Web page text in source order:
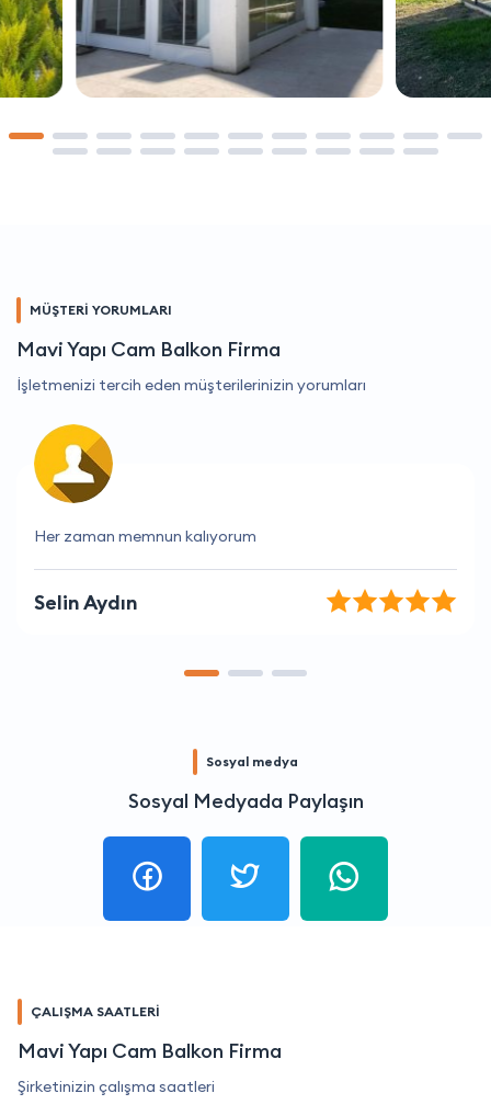
MÜŞTERİ YORUMLARI
Mavi Yapı Cam Balkon Firma
İşletmenizi tercih eden müşterilerinizin yorumları
Her zaman hızlı yanıt alıyorum.
Elvan Kurt
Sosyal medya
Sosyal Medyada Paylaşın
ÇALIŞMA SAATLERİ
Mavi Yapı Cam Balkon Firma
Şirketinizin çalışma saatleri